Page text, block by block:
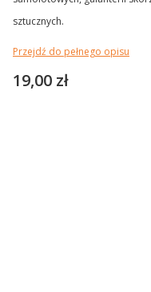
sztucznych.
Przejdź do pełnego opisu
Cena
19,00 zł